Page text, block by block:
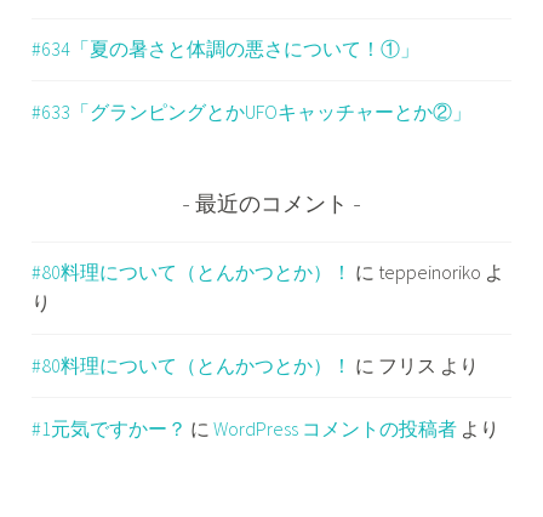
#634「夏の暑さと体調の悪さについて！①」
#633「グランピングとかUFOキャッチャーとか②」
最近のコメント
#80料理について（とんかつとか）！ に teppeinoriko よ
り
#80料理について（とんかつとか）！ に フリス より
#1元気ですかー？ にWordPress コメントの投稿者 より